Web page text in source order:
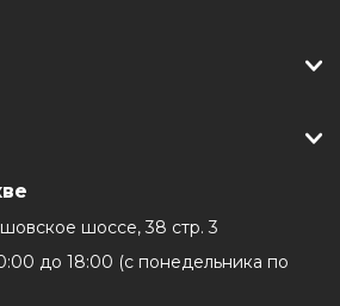
шоссе, 38 стр. 3
до 18:00 (с понедельника по